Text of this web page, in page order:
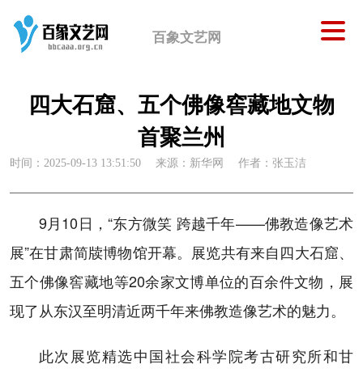
百象文艺网
四大石窟、五个佛像窖藏地文物
首聚兰州
时间：2025-09-13 13:51:50 来源：新华网 作者：张玉洁
9月10日，“东方微笑 跨越千年——佛教造像艺术
展”在甘肃简牍博物馆开幕。展览共有来自四大石窟、
五个佛像窖藏地等20余家文博单位的百余件文物，展
现了从东汉至明清近两千年来佛教造像艺术的魅力。
此次展览精选中国社会科学院考古研究所和甘